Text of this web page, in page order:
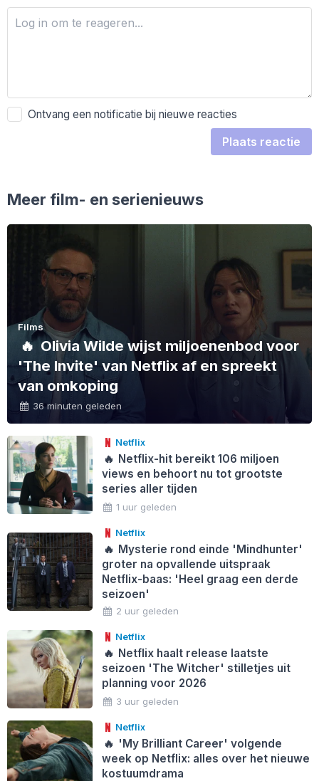
Ontvang een notificatie bij nieuwe reacties
Plaats reactie
Meer film- en serienieuws
Films
🔥Olivia Wilde wijst miljoenenbod voor
'The Invite' van Netflix af en spreekt
van omkoping
36 minuten geleden
Netflix
🔥 Netflix-hit bereikt 106 miljoen
views en behoort nu tot grootste
series aller tijden
1 uur geleden
Netflix
🔥 Mysterie rond einde 'Mindhunter'
groter na opvallende uitspraak
Netflix-baas: 'Heel graag een derde
seizoen'
2 uur geleden
Netflix
🔥 Netflix haalt release laatste
seizoen 'The Witcher' stilletjes uit
planning voor 2026
3 uur geleden
Netflix
🔥 'My Brilliant Career' volgende
week op Netflix: alles over het nieuwe
kostuumdrama